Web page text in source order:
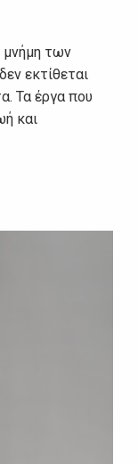
μνήμη των
εκτίθεται
Τα έργα που
και